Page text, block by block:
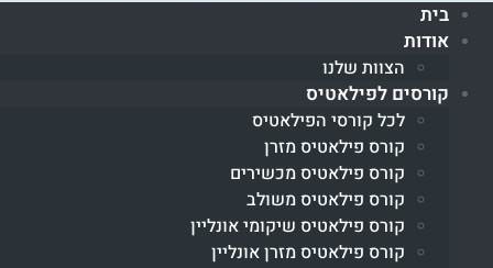
בית
אודות
הצוות שלנו
קורסים לפילאטיס
לכל קורסי הפילאטיס
קורס פילאטיס מזרן
קורס פילאטיס מכשירים
קורס פילאטיס משולב
קורס פילאטיס שיקומי אונליין
קורס פילאטיס מזרן אונליין